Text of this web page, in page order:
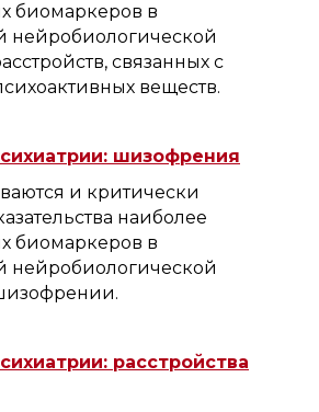
биомаркеров в
нейробиологической
связанных с
веществ.
шизофрения
и критически
наиболее
биомаркеров в
нейробиологической
расстройства